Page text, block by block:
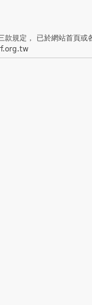
規定， 已於網站首頁